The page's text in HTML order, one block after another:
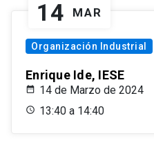
14 MAR
Organización Industrial
Enrique Ide, IESE
14 de Marzo de 2024
13:40 a 14:40